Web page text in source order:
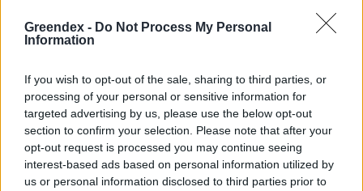
Greendex - Do Not Process My Personal
Information
If you wish to opt-out of the sale, sharing to third parties, or
processing of your personal or sensitive information for
targeted advertising by us, please use the below opt-out
section to confirm your selection. Please note that after your
opt-out request is processed you may continue seeing
interest-based ads based on personal information utilized by
us or personal information disclosed to third parties prior to